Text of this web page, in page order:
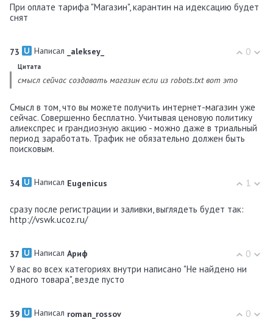
При оплате тарифа "Магазин", карантин на идексацию будет
снят
0
73 Написал _aleksey_
Цитата
смысл сейчас создавать магазин если из robots.txt вот это
Смысл в том, что вы можете получить интернет-магазин уже
сейчас. Совершенно бесплатно. Учитывая ценовую политику
алиекспрес и грандиозную акцию - можно даже в триальный
период заработать. Трафик не обязательно должен быть
поисковым.
1
34 Написал Eugenicus
сразу после регистрации и заливки, выглядеть будет так:
http://vswk.ucoz.ru/
0
37 Написал Ариф
У вас во всех категориях внутри написано "Не найдено ни
одного товара", везде пусто
0
39 Написал roman_rossov